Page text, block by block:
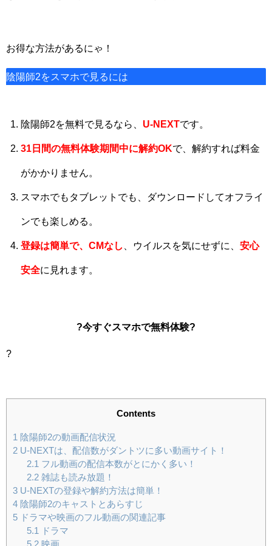
お得な方法があるにゃ！
陰陽師2をスマホで見るには
陰陽師2を無料で見るなら、 U-NEXTです。
31日間の無料体験期間中に解約OKで、解約すれば料金
がかかりません。
スマホでもタブレットでも、ダウンロードしてオフライ
ンでも楽しめる。
登録は簡単で、CMなし 、ウイルスを気にせずに、 安心
安全に見れます。
?今すぐスマホで無料体験?
?
Contents
1
陰陽師2の動画配信状況
2 U-NEXTは、配信数がダントツに多い動画サイト！
2.1 フル動画の配信本数がとにかく多い！
2.2雑誌も読み放題！
3 U-NEXTの登録や解約方法は簡単！
4 陰陽師2のキャストとあらすじ
5 ドラマや映画のフル動画の関連記事
5.1
ドラマ
5.2映画